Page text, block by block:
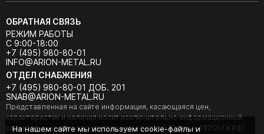
ОБРАТНАЯ СВЯЗЬ
РЕЖИМ РАБОТЫ
С 9:00-18:00
+7 (495) 980-80-01
INFO@ARION-METAL.RU
ОТДЕЛ СНАБЖЕНИЯ
+7 (495) 980-80-01 ДОБ. 201
SNAB@ARION-METAL.RU
Представленная на сайте информация, касающаяся цен,
характеристик и наличия носит исключительно информационный
характер и не является публичной офертой (Статья 437(2) ГК РФ).
На нашем сайте мы используем cookie-файлы и